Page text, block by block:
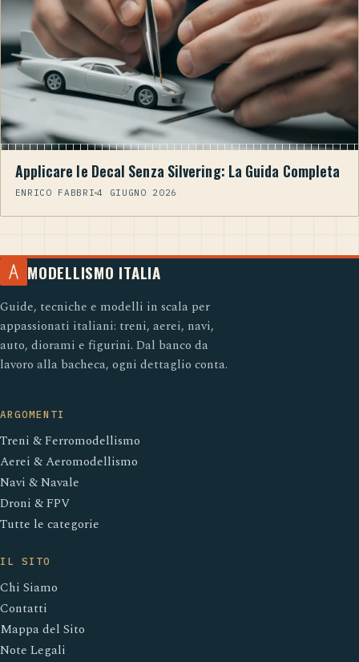
Applicare le Decal Senza Silvering: La Guida Completa
ENRICO FABBRI 4 GIUGNO 2026
MODELLISMO ITALIA
Guide, tecniche e modelli in scala per
appassionati italiani: treni, aerei, navi,
auto, diorami e figurini. Dal banco da
lavoro alla bacheca, ogni dettaglio conta.
ARGOMENTI
Treni & Ferromodellismo
Aerei & Aeromodellismo
Navi & Navale
Droni & FPV
Tutte le categorie
IL SITO
Chi Siamo
Contatti
Mappa del Sito
Note Legali